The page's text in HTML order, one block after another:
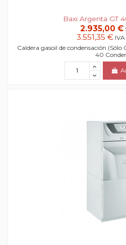
Baxi Argenta GT
2.935,00 €
3.551,35 €
Caldera gasoil de condensación
40